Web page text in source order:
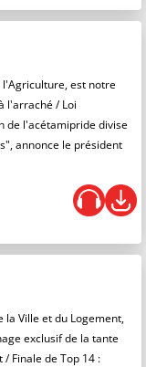
est notre
l'arraché / Loi
de l'acétamipride divise
annonce le président
la Ville et du Logement,
exclusif de la tante
Finale de Top 14 :